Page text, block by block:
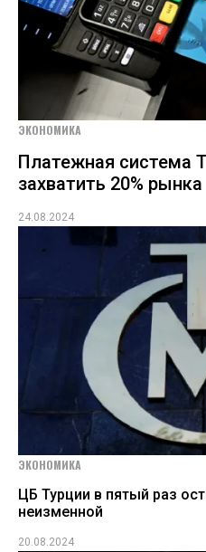
ЭКОНОМИКА
Платежная система
захватить 20% рынка
24.08.2024
ЭКОНОМИКА
ЦБ Турции в пятый раз
неизменной
20.08.2024